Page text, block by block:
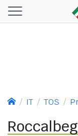
IT TOS